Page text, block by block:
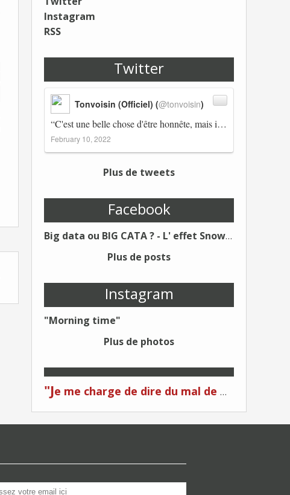
Instagram
RSS
Twitter
“C'est une belle chose d'être honnête, mais il est également important d'avoir raison.” Winston Churchill Réplico…
Tonvoisin (Officiel) (@tonvoisin)
February 10, 2022
Plus de tweets
Facebook
Big data ou BIG CATA ? - L' effet Snowden - Editions Kawa - Un Éditeur différent !
Plus de posts
Instagram
"Morning time"
Plus de photos
"Je me charge de dire du mal de moi... Quand on me critique... C'est du plagiat ! "